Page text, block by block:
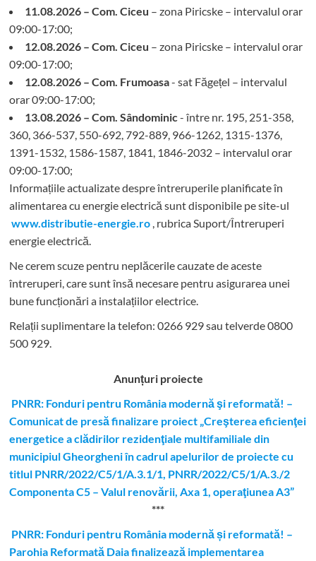
11.08.2026 – Com. Ciceu – zona Piricske – intervalul orar
09:00-17:00;
12.08.2026 – Com. Ciceu – zona Piricske – intervalul orar
09:00-17:00;
12.08.2026 – Com. Frumoasa- sat Făgețel – intervalul
orar 09:00-17:00;
13.08.2026 – Com. Sândominic- între nr. 195, 251-358,
360, 366-537, 550-692, 792-889, 966-1262, 1315-1376,
1391-1532, 1586-1587, 1841, 1846-2032 – intervalul orar
09:00-17:00;
Informațiile actualizate despre întreruperile planificate în
alimentarea cu energie electrică sunt disponibile pe site-ul
www.distributie-energie.ro , rubrica Suport/Întreruperi
energie electrică.
Ne cerem scuze pentru neplăcerile cauzate de aceste
întreruperi, care sunt însă necesare pentru asigurarea unei
bune funcționări a instalațiilor electrice.
Relații suplimentare la telefon: 0266 929 sau telverde 0800
500 929.
Anunțuri proiecte
PNRR: Fonduri pentru România modernă şi reformată! –
Comunicat de presă finalizare proiect „Creşterea eficienţei
energetice a clădirilor rezidenţiale multifamiliale din
municipiul Gheorgheni în cadrul apelurilor de proiecte cu
titlul PNRR/2022/C5/1/A.3.1/1, PNRR/2022/C5/1/A.3./2
Componenta C5 – Valul renovării, Axa 1, operaţiunea A3”
***
PNRR: Fonduri pentru România modernă și reformată! –
Parohia Reformată Daia finalizează implementarea